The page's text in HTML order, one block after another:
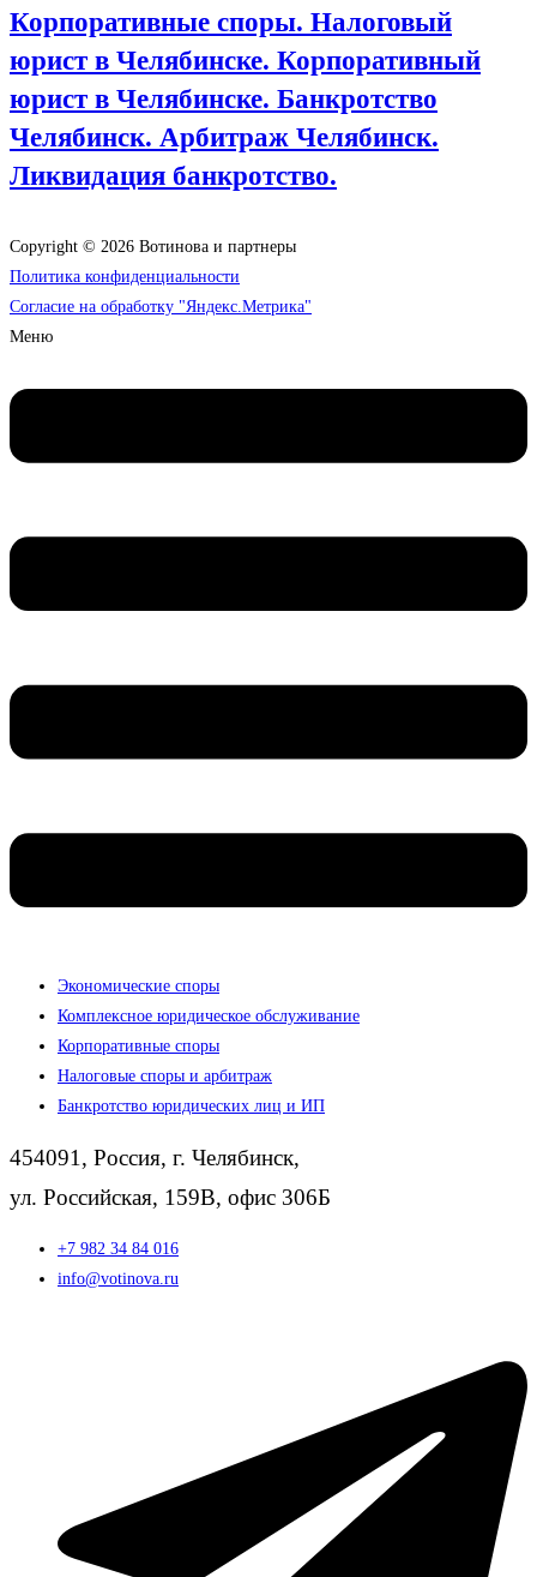
Корпоративные споры. Налоговый
юрист в Челябинске. Корпоративный
юрист в Челябинске. Банкротство
Челябинск. Арбитраж Челябинск.
Ликвидация банкротство.
Copyright © 2026 Вотинова и партнеры
Политика конфиденциальности
Согласие на обработку "Яндекс.Метрика"
Меню
Экономические споры
Комплексное юридическое обслуживание
Корпоративные споры
Налоговые споры и арбитраж
Банкротство юридических лиц и ИП
454091, Россия, г. Челябинск,
ул. Российская, 159В, офис 306Б
+7 982 34 84 016
info@votinova.ru